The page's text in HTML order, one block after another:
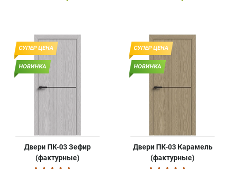
СУПЕР ЦЕНА
НОВИНКА
Двери ПК-03 Зефир
(фактурные)
СУПЕР ЦЕНА
НОВИНКА
Двери ПК-03 Карамель
(фактурные)